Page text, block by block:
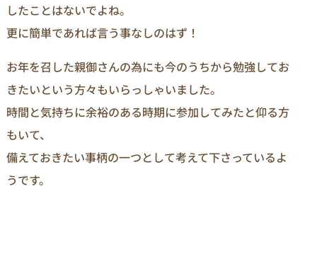
したことはないでよね。
更に簡単であれば言う事なしのはず！
お年を召した親御さんの為にも今のうちから勉強してお
きたいという方々もいらっしゃいました。
時間と気持ちに余裕のある時期に参加してみたと仰る方
もいて、
備えておきたい事柄の一つとして考えて下さっているよ
うです。